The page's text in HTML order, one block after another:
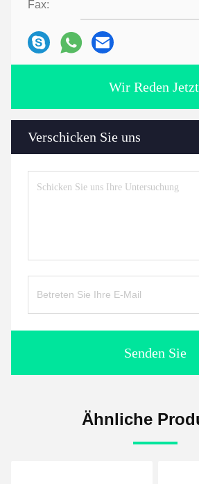
Fax:
Wir Reden
Verschicken Sie uns
Senden Sie
Ähnliche